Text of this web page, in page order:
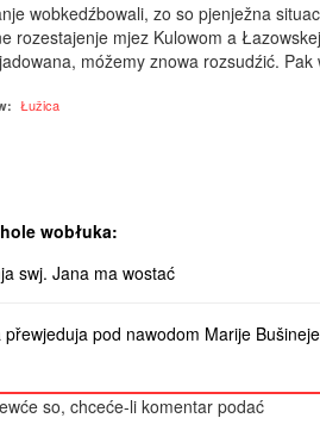
wobkedźbowali, zo so pjenježna
rozestajenje mjez Kulo­wom a
móžemy znowa rozsudźić.
Łužica
wobłuka:
swj. Jana ma wostać
přewjeduja pod nawodom Marije
so, chceće-li komentar podać